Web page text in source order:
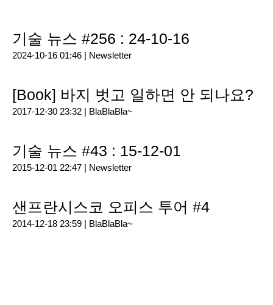
기술 뉴스 #256 : 24-10-16
2024-10-16 01:46 | Newsletter
[Book] 바지 벗고 일하면 안 되나요?
2017-12-30 23:32 | BlaBlaBla~
기술 뉴스 #43 : 15-12-01
2015-12-01 22:47 | Newsletter
샌프란시스코 오피스 투어 #4
2014-12-18 23:59 | BlaBlaBla~